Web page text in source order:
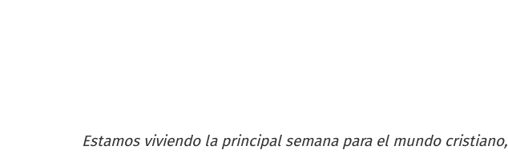
Estamos viviendo la principal semana para el mundo cristiano,